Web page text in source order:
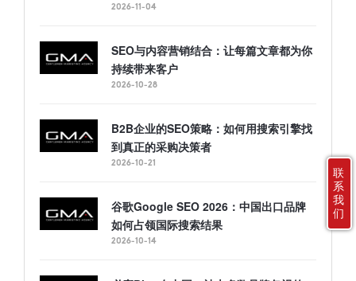
2026-11-04
SEO与内容营销结合：让每篇文章都为你
持续带来客户
2026-10-28
B2B企业的SEO策略：如何用搜索引擎找
到真正的采购决策者
2026-10-21
谷歌Google SEO 2026：中国出口品牌
如何占领国际搜索结果
2026-10-14
联
系
我
们